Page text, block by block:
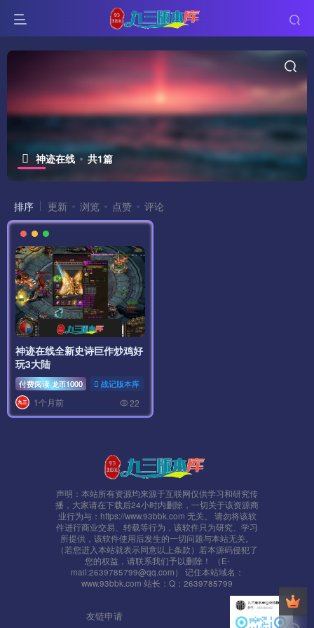
神迹在线 共1篇
排序 更新 浏览 点赞 评论
神迹在线全新史诗巨作炒鸡好
玩3大陆
付费阅读 龙币1000 战记版本库
1个月前 22
声明：本站所有资源均来源于互联网仅供学习和研究传
播，大家请在下载后24小时内删除，一切关于该资源商
业行为与：https://www.93bbk.com 无关。 请勿将该软
件进行商业交易、转载等行为，该软件只为研究、学习
所提供，该软件使用后发生的一切问题与本站无关。
（若您进入本站就表示同意以上条款）若本源码侵犯了
您的权益，请联系我们予以删除！ （E-
mail:2639785799@qq.com） 记住本站域名：
www.93bbk.com 站长：Q：2639785799
友链申请